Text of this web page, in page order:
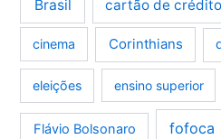
Brasil cartão de crédito
cinema Corinthians
eleições ensino superior
Flávio Bolsonaro fofoca